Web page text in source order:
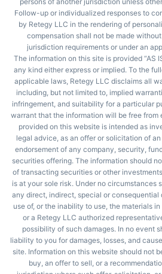
Follow-up or individualized responses to
by Retegy LLC in the rendering of
compensation shall not be made
jurisdiction requirements or under an
The information on this site is provided “AS
any kind either express or implied. To the
applicable laws, Retegy LLC disclaims all
including, but not limited to, implied
infringement, and suitability for a particular
warrant that the information will be free from
provided on this website is intended as
legal advice, as an offer or solicitation of
endorsement of any company, security,
securities offering. The information should
of transacting securities or other
is at your sole risk. Under no circumstances
any direct, indirect, special or consequential
use of, or the inability to use, the materials
or a Retegy LLC authorized
possibility of such damages. In no event
liability to you for damages, losses, and
site. Information on this website should not
buy, an offer to sell, or a